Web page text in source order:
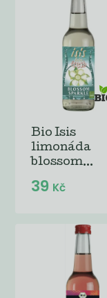
Bio Isis
limonáda
blossom...
39 Kč